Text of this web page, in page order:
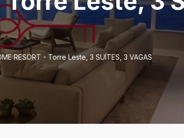
RESORT - Torre Leste, 3 SUÍTES, 3 VAGAS